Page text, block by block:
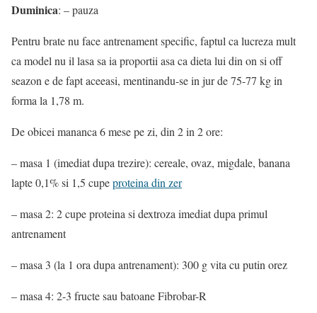
Duminica: – pauza
Pentru brate nu face antrenament specific, faptul ca lucreza mult
ca model nu il lasa sa ia proportii asa ca dieta lui din on si off
seazon e de fapt aceeasi, mentinandu-se in jur de 75-77 kg in
forma la 1,78 m.
De obicei mananca 6 mese pe zi, din 2 in 2 ore:
– masa 1 (imediat dupa trezire): cereale, ovaz, migdale, banana
lapte 0,1% si 1,5 cupeproteina din zer
– masa 2: 2 cupe proteina si dextroza imediat dupa primul
antrenament
– masa 3 (la 1 ora dupa antrenament): 300 g vita cu putin orez
– masa 4: 2-3 fructe sau batoane Fibrobar-R